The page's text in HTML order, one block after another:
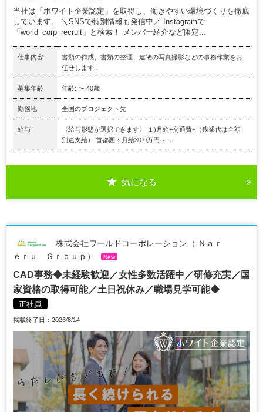
当社は「ホワイト企業認定」を取得し、働きやすい環境づくりを徹底
しています。 ＼SNSで特別情報も発信中／ Instagramで
「world_corp_recruit」と検索！ メンバー紹介など限定...
仕事内容
書類の作成、書類の整理、建物の写真撮影などの事務作業をお
任せします！
募集年齢 年齢: 〜 40歳
勤務地 全国のプロジェクト先
給与
〈給与形態が選択できます〉 １)月給+交通費+（残業代は全額
別途支給） 首都圏：月給30.0万円～...
気になる
株式会社ワールドコーポレーション（ Ｎａｒ
ｅｒｕ Ｇｒｏｕｐ）
New
CAD事務◆未経験歓迎／女性多数活躍中／研修充実／国
家資格の取得可能／土日祝休み／職場見学可能◆
正社員
掲載終了日：2026/8/14